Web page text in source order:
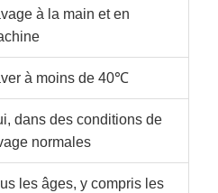
à la main et en
à moins de 40℃
dans des conditions de
normales
les âges, y compris les